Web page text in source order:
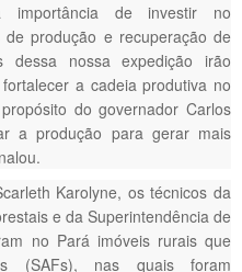
importância de investir no
produção e recuperação de
dessa nossa expedição irão
a cadeia produtiva no
do governador Carlos
a produção para gerar mais
Karolyne, os técnicos da
e da Superintendência de
no Pará imóveis rurais que
(SAFs), nas quais foram